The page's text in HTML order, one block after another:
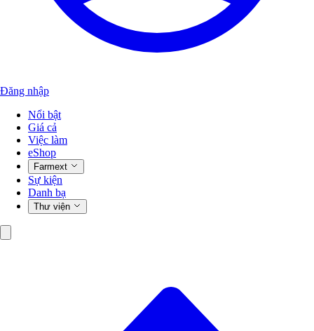
Đăng nhập
Nổi bật
Giá cả
Việc làm
eShop
Farmext
Sự kiện
Danh bạ
Thư viện